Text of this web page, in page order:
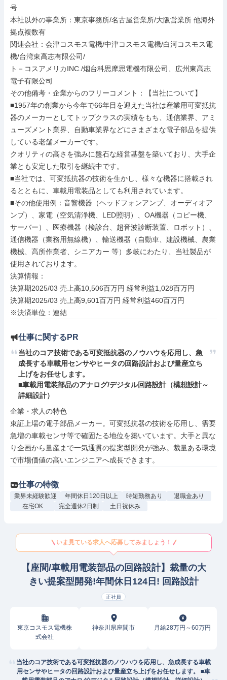
号
本社以外の事業所：東京事務所/名古屋営業所/大阪営業所 他海外
拠点複数有
関連会社：会津コスモス電機/中津コスモス電機/白河コスモス電
機/台湾東高志有限公司/
ト－コスアメリカINC./烟台科思摩思電機有限公司、広州東高志
電子有限公司
その他備考・企業からのフリーコメント：【当社について】
■1957年の創業から今年で66年目を迎えた当社は産業用可変抵抗
器のメーカーとしてトップクラスの実績をもち、通信業界、アミ
ューズメント業界、自動車業界などにさまざまな電子部品を提供
している老舗メーカーです。
クオリティの高さを強みに盤石な経営基盤を築いており、大手企
業とも安定した取引を継続中です。
■当社では、可変抵抗器の技術を生かし、様々な機器に搭載され
るとともに、車載用電装品としても利用されています。
■その他使用例：音響機器（ヘッドフォンアンプ、オーディオア
ンプ）、家電（空気清浄機、LED照明）、OA機器（コピー機、
サーバー）、医療機器（検診台、超音波診断装置、ロボット）、
通信機器（業務用無線機）、輸送機器（自動車、建設機械、農業
機械、高所作業者、シニアカー 等）多岐にわたり、当社製品が
使用されております。
決算情報：
決算期2025/03 売上高10,506百万円 経常利益1,028百万円
決算期2025/03 売上高9,601百万円 経常利益460百万円
※決済単位：連結
仕事に関するPR
当社のコア技術である可変抵抗器のノウハウを応用し、急
成長する車載用センサやヒータの回路設計および量産立ち
上げをお任せします。
■車載用電装部品のアナログ/デジタル回路設計（構想設計～
詳細設計）
企業・求人の特色
東証上場の電子部品メーカー。可変抵抗器の技術を応用し、需要
急増の車載センサ等で確固たる地位を築いています。大手と異な
り企画から量産まで一気通貫の提案型開発が強み。裁量ある環境
で市場価値の高いエンジニアへ成長できます。
仕事の特徴
業界未経験歓迎 年間休日120日以上 時短勤務あり
退職金あり
在宅OK
完全週休2日制 土日祝休み
いま見ている求人へ応募してみましょう！
【座間/車載用電装部品の回路設計】裁量の大
きい提案型開発!年間休日124日! 回路設計
正社員
東京コスモス電機株
式会社
神奈川県座間市 月給28万円～60万円
当社のコア技術である可変抵抗器のノウハウを応用し、急成長する車載
用センサやヒータの回路設計および量産立ち上げをお任せします。 ■車